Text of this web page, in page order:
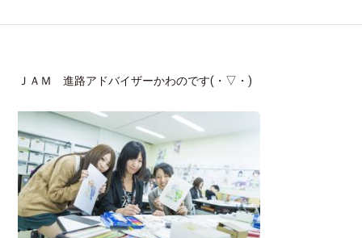
ＪＡＭ 進路アドバイザーかわのです(・▽・)